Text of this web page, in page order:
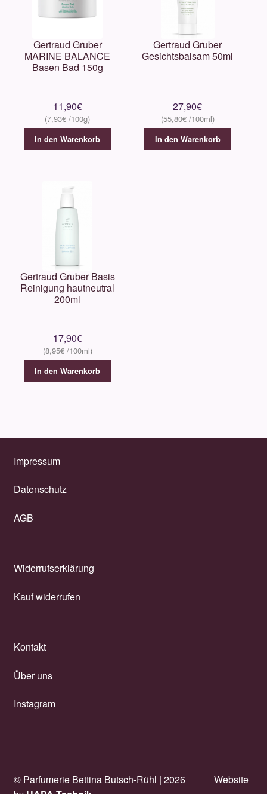
Gertraud Gruber
MARINE BALANCE
Basen Bad 150g
11,90€
7,93€
In den Warenkorb
Gertraud Gruber
Gesichtsbalsam 50ml
27,90€
55,80€
In den Warenkorb
Gertraud Gruber Basis
Reinigung hautneutral
200ml
17,90€
8,95€
In den Warenkorb
Impressum
Datenschutz
AGB
Widerrufserklärung
Kauf widerrufen
Kontakt
Über uns
Instagram
© Parfumerie Bettina Butsch-Rühl | 2026
Website